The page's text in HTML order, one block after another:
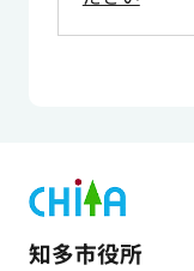
知多市役所